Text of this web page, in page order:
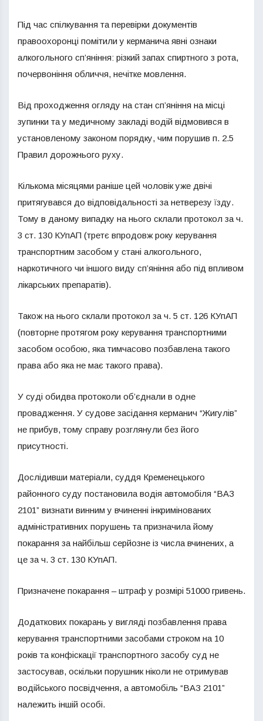
Під час спілкування та перевірки документів
правоохоронці помітили у керманича явні ознаки
алкогольного сп’яніння: різкий запах спиртного з рота,
почервоніння обличчя, нечітке мовлення.
Від проходження огляду на стан сп’яніння на місці
зупинки та у медичному закладі водій відмовився в
установленому законом порядку, чим порушив п. 2.5
Правил дорожнього руху.
Кількома місяцями раніше цей чоловік уже двічі
притягувався до відповідальності за нетверезу їзду.
Тому в даному випадку на нього склали протокол за ч.
3 ст. 130 КУпАП (третє впродовж року керування
транспортним засобом у стані алкогольного,
наркотичного чи іншого виду сп’яніння або під впливом
лікарських препаратів).
Також на нього склали протокол за ч. 5 ст. 126 КУпАП
(повторне протягом року керування транспортними
засобом особою, яка тимчасово позбавлена такого
права або яка не має такого права).
У суді обидва протоколи об’єднали в одне
провадження. У судове засідання керманич “Жигулів”
не прибув, тому справу розглянули без його
присутності.
Дослідивши матеріали, суддя Кременецького
районного суду постановила водія автомобіля “ВАЗ
2101” визнати винним у вчиненні інкримінованих
адміністративних порушень та призначила йому
покарання за найбільш серйозне із числа вчинених, а
це за ч. 3 ст. 130 КУпАП.
Призначене покарання – штраф у розмірі 51000 гривень.
Додаткових покарань у вигляді позбавлення права
керування транспортними засобами строком на 10
років та конфіскації транспортного засобу суд не
застосував, оскільки порушник ніколи не отримував
водійського посвідчення, а автомобіль “ВАЗ 2101”
належить іншій особі.